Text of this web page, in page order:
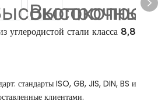
углеродистой стали класса 8,8
стандарты ISO, GB, JIS, DIN, BS и
клиентами.